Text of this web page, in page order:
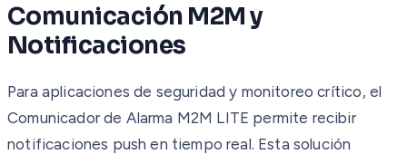
Comunicación M2M y
Notificaciones
Para aplicaciones de seguridad y monitoreo crítico, el
Comunicador de Alarma M2M LITE permite recibir
notificaciones push en tiempo real. Esta solución